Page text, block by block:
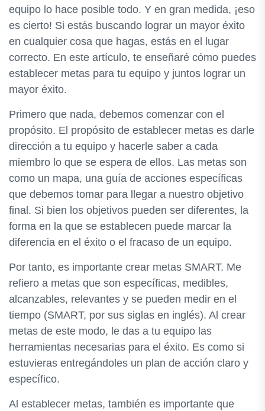
equipo lo hace posible todo. Y en gran medida, ¡eso
es cierto! Si estás buscando lograr un mayor éxito
en cualquier cosa que hagas, estás en el lugar
correcto. En este artículo, te enseñaré cómo puedes
establecer metas para tu equipo y juntos lograr un
mayor éxito.
Primero que nada, debemos comenzar con el
propósito. El propósito de establecer metas es darle
dirección a tu equipo y hacerle saber a cada
miembro lo que se espera de ellos. Las metas son
como un mapa, una guía de acciones específicas
que debemos tomar para llegar a nuestro objetivo
final. Si bien los objetivos pueden ser diferentes, la
forma en la que se establecen puede marcar la
diferencia en el éxito o el fracaso de un equipo.
Por tanto, es importante crear metas SMART. Me
refiero a metas que son específicas, medibles,
alcanzables, relevantes y se pueden medir en el
tiempo (SMART, por sus siglas en inglés). Al crear
metas de este modo, le das a tu equipo las
herramientas necesarias para el éxito. Es como si
estuvieras entregándoles un plan de acción claro y
específico.
Al establecer metas, también es importante que